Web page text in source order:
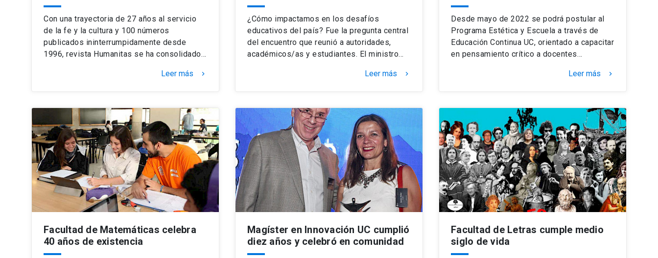
Con una trayectoria de 27 años al servicio
de la fe y la cultura y 100 números
publicados ininterrumpidamente desde
1996, revista Humanitas se ha consolidado…
Leer más keyboard_arrow_right
¿Cómo impactamos en los desafíos
educativos del país? Fue la pregunta central
del encuentro que reunió a autoridades,
académicos/as y estudiantes. El ministro…
Leer más keyboard_arrow_right
Desde mayo de 2022 se podrá postular al
Programa Estética y Escuela a través de
Educación Continua UC, orientado a capacitar
en pensamiento crítico a docentes…
Leer más keyboard_arrow_right
Facultad de Matemáticas celebra
40 años de existencia
Magíster en Innovación UC cumplió
diez años y celebró en comunidad
Facultad de Letras cumple medio
siglo de vida